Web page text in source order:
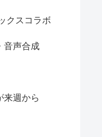
クスコラボ
音声合成
来週から